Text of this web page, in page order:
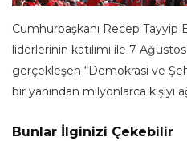
Cumhurbaşkanı Recep Tayyip
liderlerinin katılımı ile 7
gerçekleşen “Demokrasi ve
bir yanından milyonlarca kişiyi
Bunlar İlginizi Çekebilir